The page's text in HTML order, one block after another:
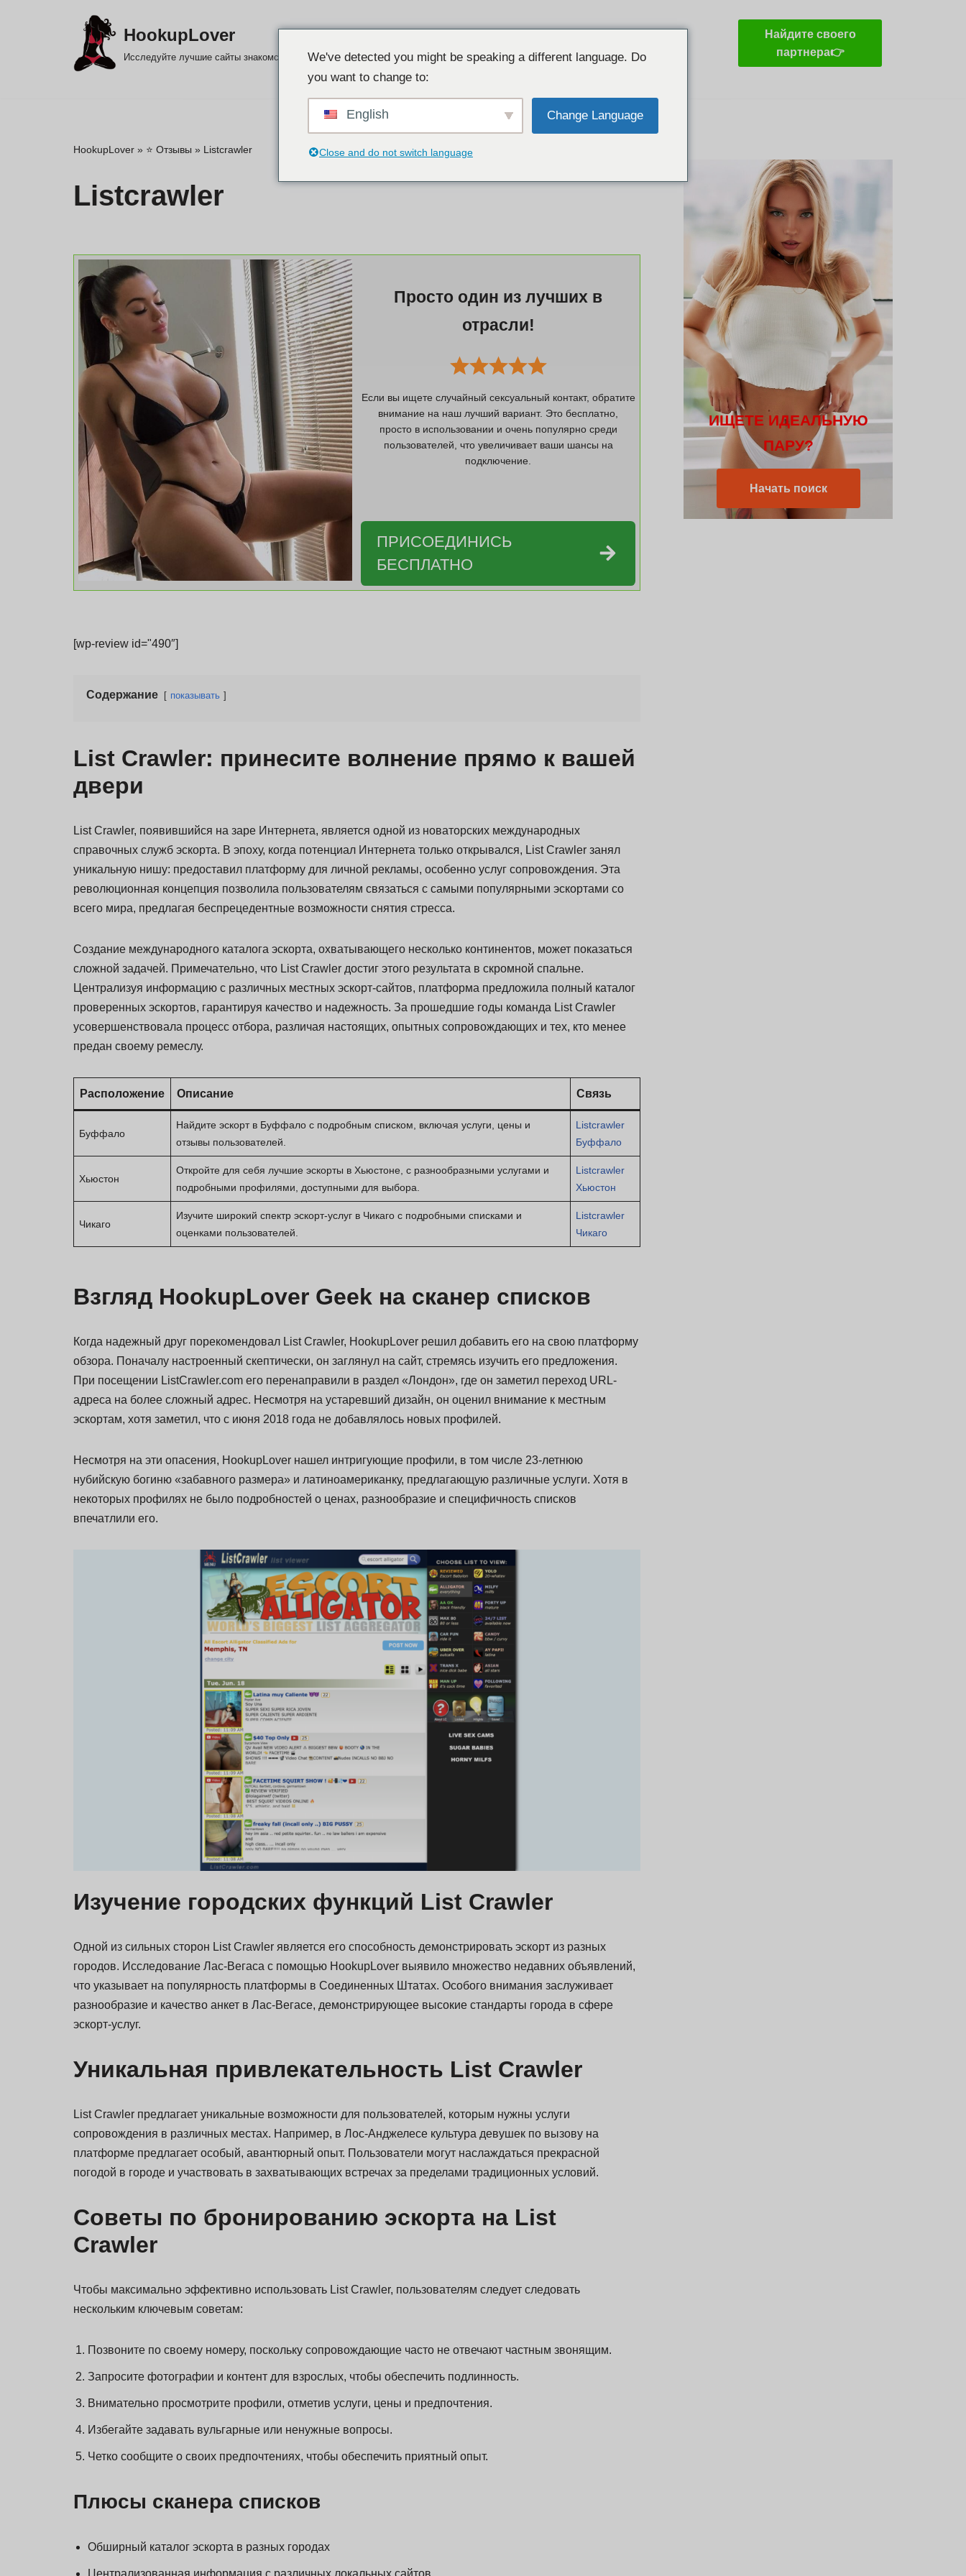
HookupLover
Исследуйте лучшие сайты знакомств!
Listcrawler
Найдите своего
партнера👉
HookupLover » ⭐ Отзывы » Listcrawler
Listcrawler
Просто один из лучших в
отрасли!
Если вы ищете случайный сексуальный контакт, обратите
внимание на наш лучший вариант. Это бесплатно,
просто в использовании и очень популярно среди
пользователей, что увеличивает ваши шансы на
подключение.
ПРИСОЕДИНИСЬ
БЕСПЛАТНО
[wp-review id="490″]
Содержание показывать
List Crawler: принесите волнение прямо к вашей
двери
List Crawler, появившийся на заре Интернета, является одной из новаторских международных
справочных служб эскорта. В эпоху, когда потенциал Интернета только открывался, List Crawler занял
уникальную нишу: предоставил платформу для личной рекламы, особенно услуг сопровождения. Эта
революционная концепция позволила пользователям связаться с самыми популярными эскортами со
всего мира, предлагая беспрецедентные возможности снятия стресса.
Создание международного каталога эскорта, охватывающего несколько континентов, может показаться
сложной задачей. Примечательно, что List Crawler достиг этого результата в скромной спальне.
Централизуя информацию с различных местных эскорт-сайтов, платформа предложила полный каталог
проверенных эскортов, гарантируя качество и надежность. За прошедшие годы команда List Crawler
усовершенствовала процесс отбора, различая настоящих, опытных сопровождающих и тех, кто менее
предан своему ремеслу.
Расположение Описание Связь
Буффало
Найдите эскорт в Буффало с подробным списком, включая услуги, цены и
отзывы пользователей.
Listcrawler
Буффало
Хьюстон
Откройте для себя лучшие эскорты в Хьюстоне, с разнообразными услугами и
подробными профилями, доступными для выбора.
Listcrawler
Хьюстон
Чикаго
Изучите широкий спектр эскорт-услуг в Чикаго с подробными списками и
оценками пользователей.
Listcrawler
Чикаго
Взгляд HookupLover Geek на сканер списков
Когда надежный друг порекомендовал List Crawler, HookupLover решил добавить его на свою платформу
обзора. Поначалу настроенный скептически, он заглянул на сайт, стремясь изучить его предложения.
При посещении ListCrawler.com его перенаправили в раздел «Лондон», где он заметил переход URL-
адреса на более сложный адрес. Несмотря на устаревший дизайн, он оценил внимание к местным
эскортам, хотя заметил, что с июня 2018 года не добавлялось новых профилей.
Несмотря на эти опасения, HookupLover нашел интригующие профили, в том числе 23-летнюю
нубийскую богиню «забавного размера» и латиноамериканку, предлагающую различные услуги. Хотя в
некоторых профилях не было подробностей о ценах, разнообразие и специфичность списков
впечатлили его.
Изучение городских функций List Crawler
Одной из сильных сторон List Crawler является его способность демонстрировать эскорт из разных
городов. Исследование Лас-Вегаса с помощью HookupLover выявило множество недавних объявлений,
что указывает на популярность платформы в Соединенных Штатах. Особого внимания заслуживает
разнообразие и качество анкет в Лас-Вегасе, демонстрирующее высокие стандарты города в сфере
эскорт-услуг.
Уникальная привлекательность List Crawler
List Crawler предлагает уникальные возможности для пользователей, которым нужны услуги
сопровождения в различных местах. Например, в Лос-Анджелесе культура девушек по вызову на
платформе предлагает особый, авантюрный опыт. Пользователи могут наслаждаться прекрасной
погодой в городе и участвовать в захватывающих встречах за пределами традиционных условий.
Советы по бронированию эскорта на List
Crawler
Чтобы максимально эффективно использовать List Crawler, пользователям следует следовать
нескольким ключевым советам:
Позвоните по своему номеру, поскольку сопровождающие часто не отвечают частным звонящим.
Запросите фотографии и контент для взрослых, чтобы обеспечить подлинность.
Внимательно просмотрите профили, отметив услуги, цены и предпочтения.
Избегайте задавать вульгарные или ненужные вопросы.
Четко сообщите о своих предпочтениях, чтобы обеспечить приятный опыт.
Плюсы сканера списков
Обширный каталог эскорта в разных городах
Централизованная информация с различных локальных сайтов
ИЩЕТЕ ИДЕАЛЬНУЮ
ПАРУ?
Начать поиск
We've detected you might be speaking a different language. Do
you want to change to:
English Change Language
Close and do not switch language